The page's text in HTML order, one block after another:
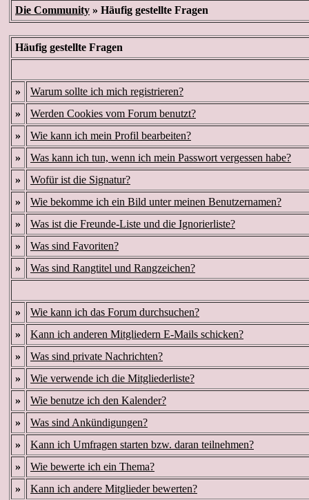
Die Community » Häufig gestellte Fragen
Häufig gestellte Fragen
»
Warum sollte ich mich registrieren?
»
Werden Cookies vom Forum benutzt?
»
Wie kann ich mein Profil bearbeiten?
»
Was kann ich tun, wenn ich mein Passwort vergessen habe?
»
Wofür ist die Signatur?
»
Wie bekomme ich ein Bild unter meinen Benutzernamen?
»
Was ist die Freunde-Liste und die Ignorierliste?
»
Was sind Favoriten?
»
Was sind Rangtitel und Rangzeichen?
»
Wie kann ich das Forum durchsuchen?
»
Kann ich anderen Mitgliedern E-Mails schicken?
»
Was sind private Nachrichten?
»
Wie verwende ich die Mitgliederliste?
»
Wie benutze ich den Kalender?
»
Was sind Ankündigungen?
»
Kann ich Umfragen starten bzw. daran teilnehmen?
»
Wie bewerte ich ein Thema?
»
Kann ich andere Mitglieder bewerten?